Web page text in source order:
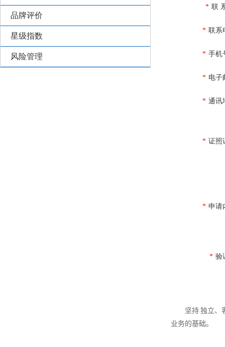
品牌评价
星级指数
风险管理
* 联
* 联系
* 手机
* 电子
* 通讯
* 证照
* 申请
* 验
坚持 独立
业务的基础。